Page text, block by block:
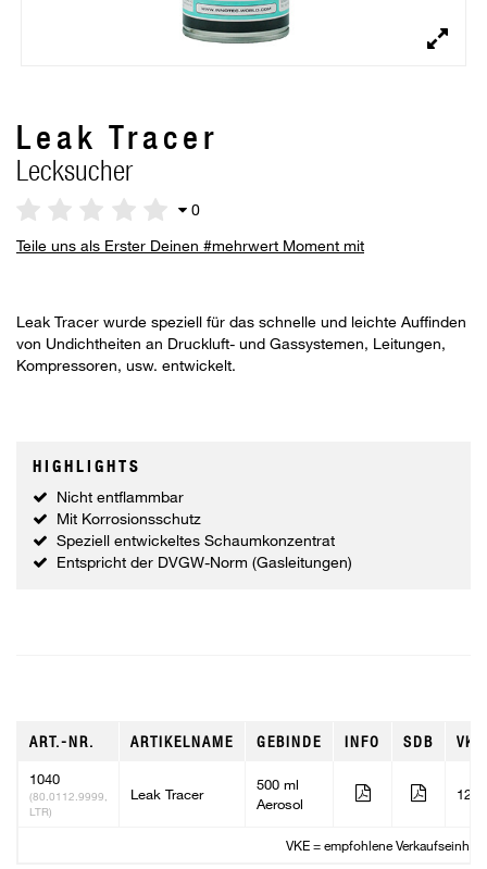
Leak Tracer
Lecksucher
0
Teile uns als Erster Deinen #mehrwert Moment mit
Leak Tracer wurde speziell für das schnelle und leichte Auffinden
von Undichtheiten an Druckluft- und Gassystemen, Leitungen,
Kompressoren, usw. entwickelt.
HIGHLIGHTS
Nicht entflammbar
Mit Korrosionsschutz
Speziell entwickeltes Schaumkonzentrat
Entspricht der DVGW-Norm (Gasleitungen)
ART.-NR. ARTIKELNAME GEBINDE INFO SDB VKE
1040
(80.0112.9999,
LTR)
Leak Tracer
500 ml
Aerosol
12
VKE = empfohlene Verkaufseinheit